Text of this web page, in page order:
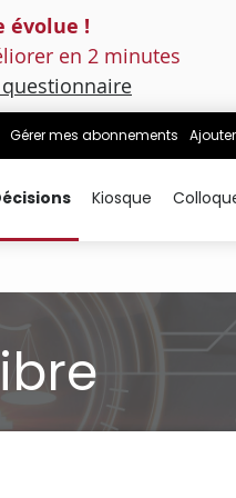
évolue !
en 2 minutes
Gérer mes abonnements
Kiosque